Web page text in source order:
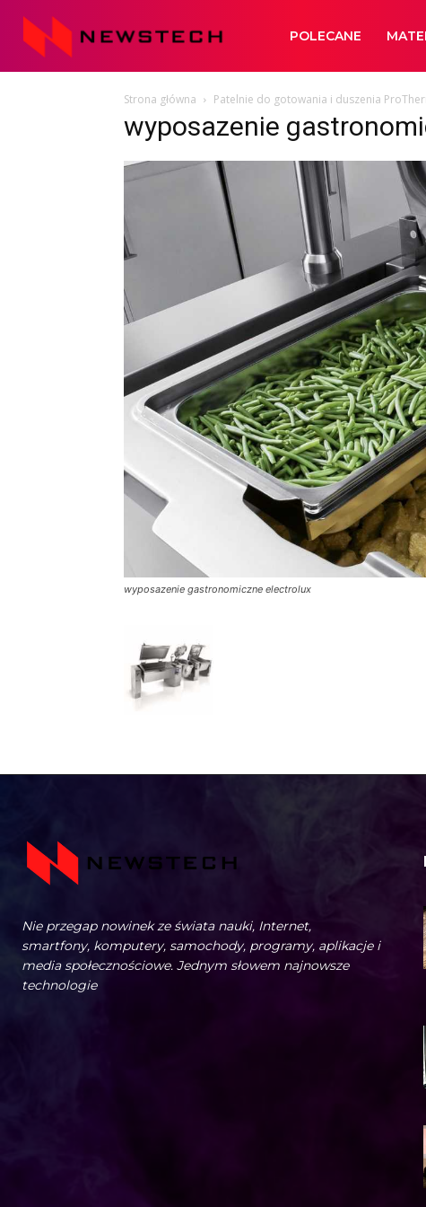
NewstechPOLECANE
Strona główna Patelnie do gotowania i duszenia
wyposazenie
wyposazenie gastronomiczne electrolux
Nie przegap nowinek ze świata nauki, Internet,
smartfony, komputery, samochody, programy, aplikacje i
media społecznościowe. Jednym słowem najnowsze
technologie